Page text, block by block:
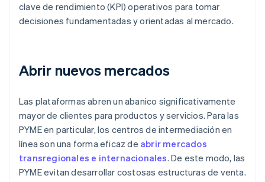
clave de rendimiento (KPI) operativos para tomar
decisiones fundamentadas y orientadas al mercado.
Abrir nuevos mercados
Las plataformas abren un abanico significativamente
mayor de clientes para productos y servicios. Para las
PYME en particular, los centros de intermediación en
línea son una forma eficaz de abrir mercados
transregionales e internacionales. De este modo, las
PYME evitan desarrollar costosas estructuras de venta.